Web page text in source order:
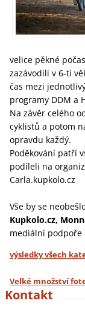
velice pěkné
zazávodili v 6-ti
čas mezi
programy DDM a
Na závěr celého
cyklistů a potom
opravdu každý.
Poděkování patří
podíleli na
Carla.kupkolo.cz
Vše by se
Kupkolo.cz,
mediální podpoře
výsledky všech
Velké množství
Kontakt